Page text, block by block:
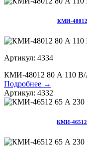
КМИ-
Артикул: 4334
КМИ-48012 80 А 110
Подробнее →
Артикул: 4332
КМИ-